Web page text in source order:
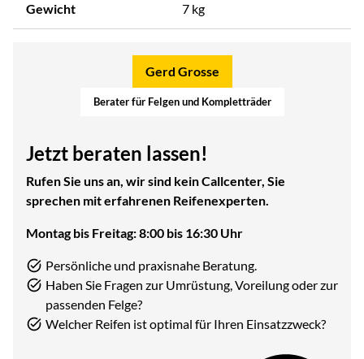
Gewicht 7 kg
Gerd Grosse
Berater für Felgen und Kompletträder
Jetzt beraten lassen!
Rufen Sie uns an, wir sind kein Callcenter, Sie
sprechen mit erfahrenen Reifenexperten.
Montag bis Freitag: 8:00 bis 16:30 Uhr
Persönliche und praxisnahe Beratung.
Haben Sie Fragen zur Umrüstung, Voreilung oder zur
passenden Felge?
Welcher Reifen ist optimal für Ihren Einsatzzweck?